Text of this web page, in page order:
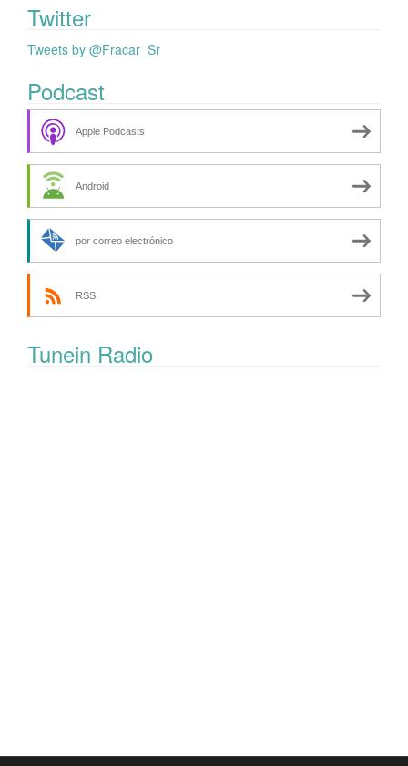
Twitter
Tweets by @Fracar_Sr
Podcast
Apple Podcasts
Android
por correo electrónico
RSS
Tunein Radio